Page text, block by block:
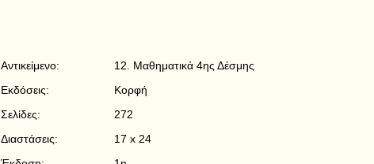
Αντικείμενο:
12. Μαθηματικά 4ης Δέσμης
Εκδόσεις:
Κορφή
Σελίδες:
272
Διαστάσεις:
17 x 24